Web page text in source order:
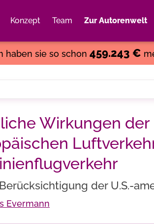
Konzept Team Zur Autorenwelt
haben sie so schon 459.243 €
Wirkungen
der U.S.-
Evermann